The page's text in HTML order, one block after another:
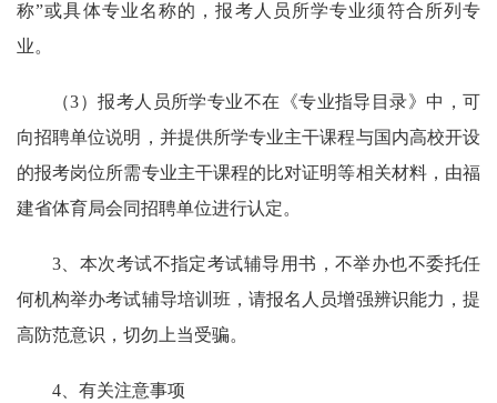
称”或具体专业名称的，报考人员所学专业须符合所列专
业。
（3）报考人员所学专业不在《专业指导目录》中，可
向招聘单位说明，并提供所学专业主干课程与国内高校开设
的报考岗位所需专业主干课程的比对证明等相关材料，由福
建省体育局会同招聘单位进行认定。
3、本次考试不指定考试辅导用书，不举办也不委托任
何机构举办考试辅导培训班，请报名人员增强辨识能力，提
高防范意识，切勿上当受骗。
4、有关注意事项